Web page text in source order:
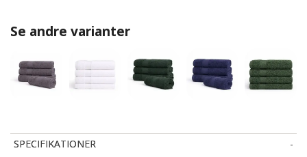
Se andre varianter
SPECIFIKATIONER